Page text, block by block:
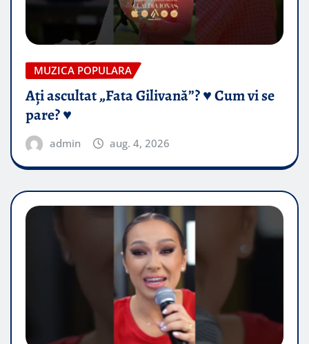
MUZICA POPULARA
Ați ascultat „Fata Gilivană”? ♥️ Cum vi se
pare? ♥️
admin aug. 4, 2026